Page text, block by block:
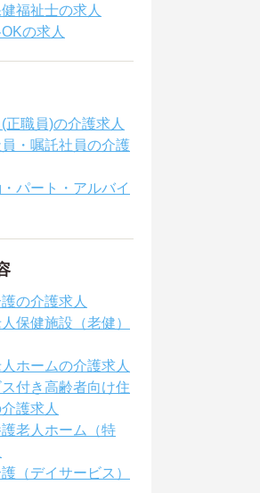
福祉士の求人
の求人
職員)の介護求人
・嘱託社員の介護
パート・アルバイ
の介護求人
保健施設（老健）
ホームの介護求人
付き高齢者向け住
護求人
老人ホーム（特
（デイサービス）